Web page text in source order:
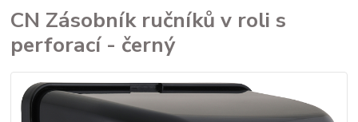
CN Zásobník ručníků v roli s
perforací - černý